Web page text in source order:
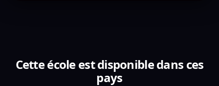
Cette école est disponible dans ces
pays